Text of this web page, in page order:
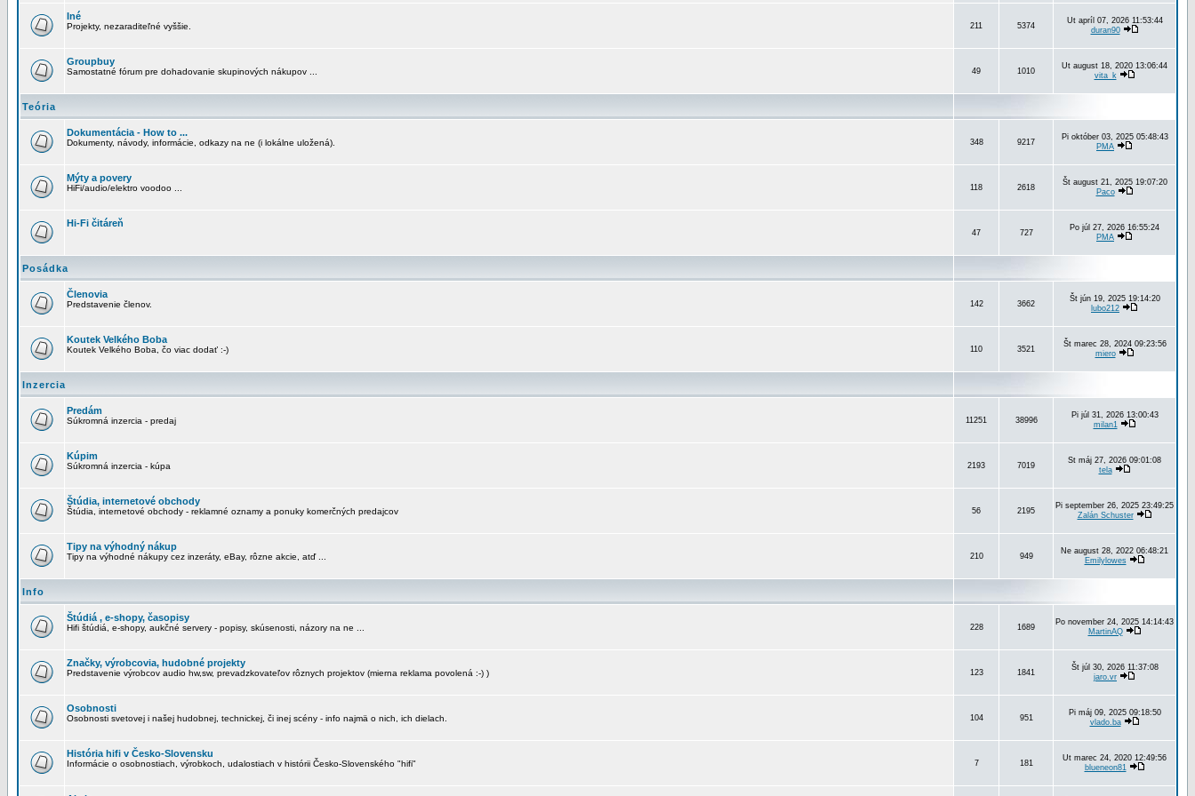
Iné
Projekty, nezaraditeľné vyššie. 211 5374
Ut apríl 07, 2026 11:53:44
duran90
Groupbuy
Samostatné fórum pre dohadovanie skupinových nákupov ... 49 1010
Ut august 18, 2020 13:06:44
vita_k
Teória
Dokumentácia - How to ...
Dokumenty, návody, informácie, odkazy na ne (i lokálne uložená). 348 9217
Pi október 03, 2025 05:48:43
PMA
Mýty a povery
HiFi/audio/elektro voodoo ... 118 2618
Št august 21, 2025 19:07:20
Paco
Hi-Fi čitáreň
47 727
Po júl 27, 2026 16:55:24
PMA
Posádka
Členovia
Predstavenie členov. 142 3662
Št jún 19, 2025 19:14:20
lubo212
Koutek Velkého Boba
Koutek Velkého Boba, čo viac dodať :-) 110 3521
Št marec 28, 2024 09:23:56
miero
Inzercia
Predám
Súkromná inzercia - predaj 11251 38996
Pi júl 31, 2026 13:00:43
milan1
Kúpim
Súkromná inzercia - kúpa 2193 7019
St máj 27, 2026 09:01:08
tela
Štúdia, internetové obchody
Štúdia, internetové obchody - reklamné oznamy a ponuky komerčných predajcov 56 2195
Pi september 26, 2025 23:49:25
Zalán Schuster
Tipy na výhodný nákup
Tipy na výhodné nákupy cez inzeráty, eBay, rôzne akcie, atď ... 210 949
Ne august 28, 2022 06:48:21
Emilylowes
Info
Štúdiá , e-shopy, časopisy
Hifi štúdiá, e-shopy, aukčné servery - popisy, skúsenosti, názory na ne ... 228 1689
Po november 24, 2025 14:14:43
MartinAQ
Značky, výrobcovia, hudobné projekty
Predstavenie výrobcov audio hw,sw, prevadzkovateľov rôznych projektov (mierna reklama povolená :-) ) 123 1841
Št júl 30, 2026 11:37:08
jaro.vr
Osobnosti
Osobnosti svetovej i našej hudobnej, technickej, či inej scény - info najmä o nich, ich dielach. 104 951
Pi máj 09, 2025 09:18:50
vlado.ba
História hifi v Česko-Slovensku
Informácie o osobnostiach, výrobkoch, udalostiach v histórii Česko-Slovenského "hifi" 7 181
Ut marec 24, 2020 12:49:56
blueneon81